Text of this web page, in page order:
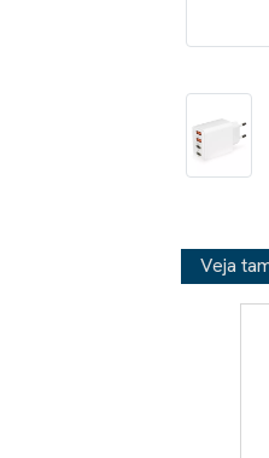
Veja